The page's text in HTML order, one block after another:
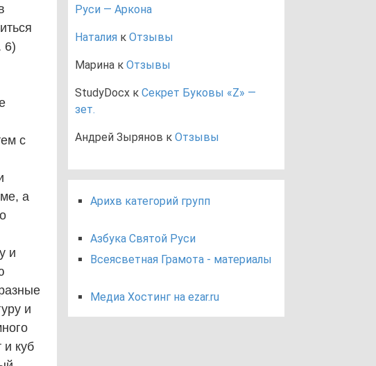
6)
с
а
и
и
и куб
Руси — Аркона
Наталия к Отзывы
Марина к Отзывы
StudyDocx к Секрет Буковы «Z» —
зет.
Андрей Зырянов к Отзывы
Арихв категорий групп
Азбука Святой Руси
Всеясветная Грамота - материалы
Медиа Хостинг на ezar.ru